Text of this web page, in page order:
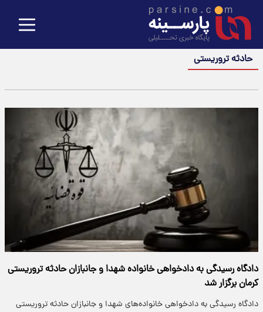
حادثه تروریستی
دادگاه رسیدگی به دادخواهی خانواده شهدا و جانبازان حادثه تروریستی
کرمان برگزار شد
دادگاه رسیدگی به دادخواهی خانواده‌های شهدا و جانبازان حادثه تروریستی